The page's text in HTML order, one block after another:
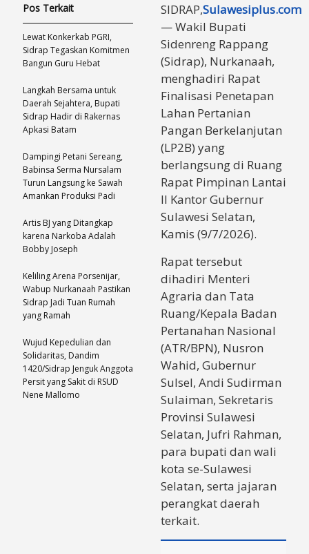
SIDRAP,Sulawesiplus.com
— Wakil Bupati
Sidenreng Rappang
(Sidrap), Nurkanaah,
menghadiri Rapat
Finalisasi Penetapan
Lahan Pertanian
Pangan Berkelanjutan
(LP2B) yang
berlangsung di Ruang
Rapat Pimpinan Lantai
II Kantor Gubernur
Sulawesi Selatan,
Kamis (9/7/2026).
Rapat tersebut
dihadiri Menteri
Agraria dan Tata
Ruang/Kepala Badan
Pertanahan Nasional
(ATR/BPN), Nusron
Wahid, Gubernur
Sulsel, Andi Sudirman
Sulaiman, Sekretaris
Provinsi Sulawesi
Selatan, Jufri Rahman,
para bupati dan wali
kota se-Sulawesi
Selatan, serta jajaran
perangkat daerah
terkait.
Pos Terkait
Lewat Konkerkab PGRI,
Sidrap Tegaskan Komitmen
Bangun Guru Hebat
Langkah Bersama untuk
Daerah Sejahtera, Bupati
Sidrap Hadir di Rakernas
Apkasi Batam
Dampingi Petani Sereang,
Babinsa Serma Nursalam
Turun Langsung ke Sawah
Amankan Produksi Padi
Artis BJ yang Ditangkap
karena Narkoba Adalah
Bobby Joseph
Keliling Arena Porsenijar,
Wabup Nurkanaah Pastikan
Sidrap Jadi Tuan Rumah
yang Ramah
Wujud Kepedulian dan
Solidaritas, Dandim
1420/Sidrap Jenguk Anggota
Persit yang Sakit di RSUD
Nene Mallomo